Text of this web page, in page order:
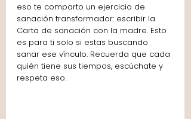
eso te comparto un ejercicio de
sanación transformador: escribir la
Carta de sanación con la madre. Esto
es para ti solo si estas buscando
sanar ese vínculo. Recuerda que cada
quién tiene sus tiempos, escúchate y
respeta eso.